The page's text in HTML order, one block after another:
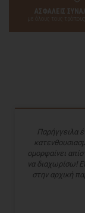
ΑΣΦΑΛΕΙΣ
με όλους τους
Παρήγγειλα
ομορφαίνει
να διαχωρίσω!
στην αρχική